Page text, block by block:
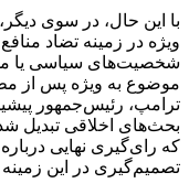
با این حال، در سوی
ویژه در زمینه تضاد
شخصیت‌های سیاسی یا
موضوع به ویژه پس از
ترامپ، رئیس‌جمهور
بحث‌های اخلاقی تبدیل
تصمیم‌گیری در این زمینه